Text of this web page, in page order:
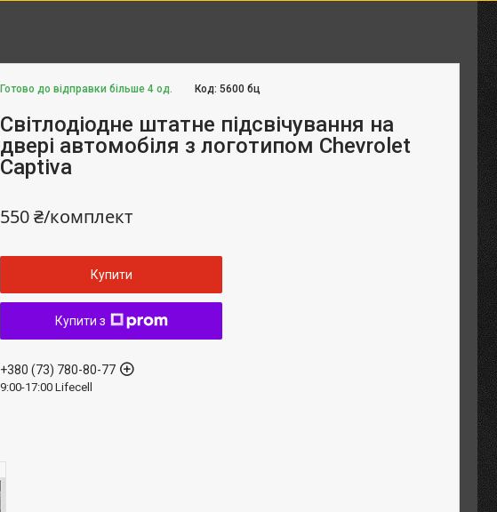
Готово до відправки більше 4 од. Код:5600 бц
Світлодіодне штатне підсвічування на
двері автомобіля з логотипом Chevrolet
Captiva
550 ₴/комплект
Купити
Купити з
+380 (73) 780-80-77
9:00-17:00 Lifecell